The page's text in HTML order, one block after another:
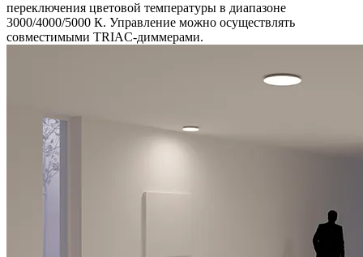
переключения цветовой температуры в диапазоне
3000/4000/5000 К. Управление можно осуществлять
совместимыми TRIAC-диммерами.